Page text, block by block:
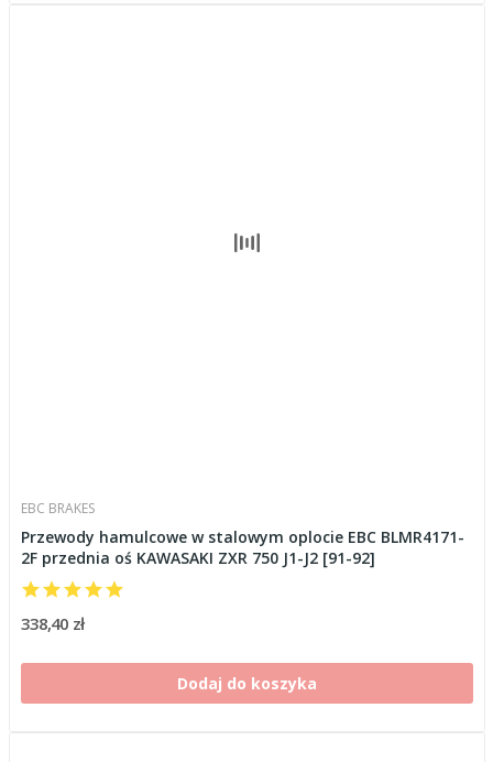
EBC BRAKES
Przewody hamulcowe w stalowym oplocie EBC BLMR4171-
2F przednia oś KAWASAKI ZXR 750 J1-J2 [91-92]
338,40 zł
Dodaj do koszyka